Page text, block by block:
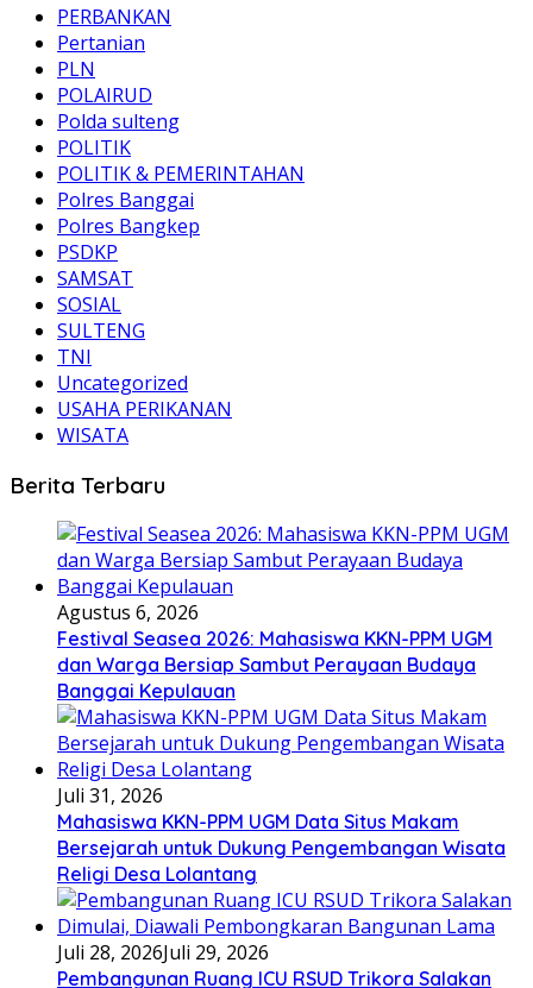
PERBANKAN
Pertanian
PLN
POLAIRUD
Polda sulteng
POLITIK
POLITIK & PEMERINTAHAN
Polres Banggai
Polres Bangkep
PSDKP
SAMSAT
SOSIAL
SULTENG
TNI
Uncategorized
USAHA PERIKANAN
WISATA
Berita Terbaru
Agustus 6, 2026
Festival Seasea 2026: Mahasiswa KKN-PPM UGM
dan Warga Bersiap Sambut Perayaan Budaya
Banggai Kepulauan
Juli 31, 2026
Mahasiswa KKN-PPM UGM Data Situs Makam
Bersejarah untuk Dukung Pengembangan Wisata
Religi Desa Lolantang
Juli 28, 2026Juli 29, 2026
Pembangunan Ruang ICU RSUD Trikora Salakan